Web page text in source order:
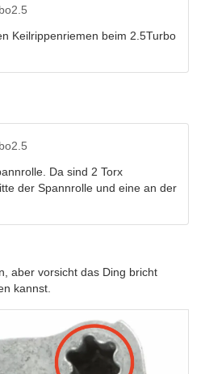
Keilrippenriemen beim 2.5Turbo
Da sind 2 Torx
der Spannrolle und eine an der
aber vorsicht das Ding bricht
kannst.